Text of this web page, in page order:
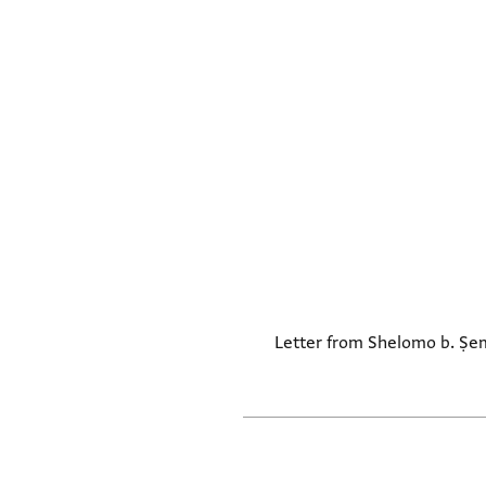
Letter from Shelomo b.